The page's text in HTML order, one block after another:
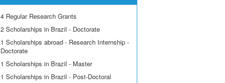
4 Regular Research Grants
2 Scholarships in Brazil - Doctorate
1 Scholarships abroad - Research Internship -
Doctorate
1 Scholarships in Brazil - Master
1 Scholarships in Brazil - Post-Doctoral